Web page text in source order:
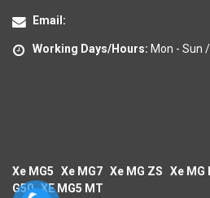
Email:
Working Days/Hours: Mon - Sun
Xe MG5 Xe MG7 Xe MG ZS Xe MG
G50 XE MG5 MT